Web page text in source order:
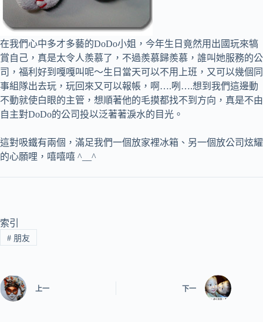
在我們心中多才多藝的DoDo小姐，今年生日竟然用出國玩來犒
賞自己，真是太令人羨慕了，不過羨慕歸羨慕，誰叫她服務的公
司，福利好到嘎嘎叫呢～生日當天可以不用上班，又可以幾個同
事組隊出去玩，玩回來又可以報帳，啊….咧….想到我們這邊動
不動就使白眼的主管，想順著他的毛摸都找不到方向，真是不由
自主對DoDo的公司投以泛著著淚水的目光。
這對吸鐵有兩個，滿足我們一個放家裡冰箱、另一個放公司炫耀
的心願哩，嘻嘻嘻 ^__^
索引
#朋友
上一 下一